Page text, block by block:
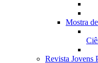
Mostra
Revista Jovens